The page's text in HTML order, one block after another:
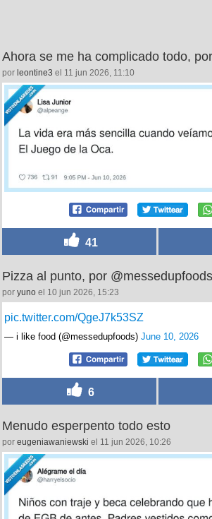
Ahora se me ha complicado todo,
por leontine3 el 11 jun 2026, 11:10
41
Pizza al punto, por @messedupfoods
por yuno el 10 jun 2026, 15:23
pic.twitter.com/QgeJ7k53SZ
— i like food (@messedupfoods) June 10, 2026
6
Menudo esperpento todo esto
por eugeniawaniewski el 11 jun 2026, 10:26